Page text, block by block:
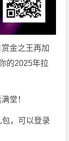
金之王再加
的2025年拉
堂！
，可以登录